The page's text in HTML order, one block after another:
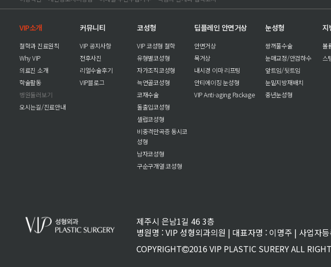
VIP소개
철학과 진료원칙
Why VIP
의료진 소개
학술활동
병원둘러보기
오시는길/진료안내
커뮤니티
VIP 공지사항
전후사진
리얼수술후기
VIP블로그
코성형
VIP 코성형 철학
유형별코성형
자가조직코성형
늑연골코성형
코재수술
돌출입코성형
셀럽코성형
비중격만곡증 동시코
성형
남자코성형
구순구개열 코성형
딥플레인 안면거상
안면거상
목거상
내시경 이마 리프팅
안티에이징 눈성형
VIP Anti-aging Package
눈성형
쌍꺼풀수술
눈매교정/안검하수
앞트임/뒷트임
눈밑지방재배치
중년눈성형
지
볼
스
제주시 은남1길 46 3층
병원명 : VIP 성형외과의원 | 대표자명 : 이명주 | 사업
COPYRIGHT
2016 VIP PLASTIC SURERY ALL